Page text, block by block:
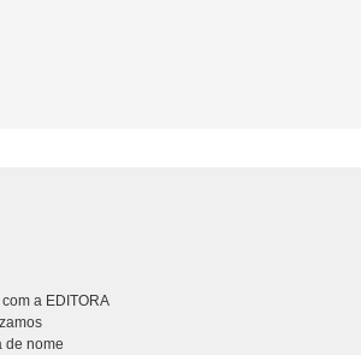
a EDITORA
de nome